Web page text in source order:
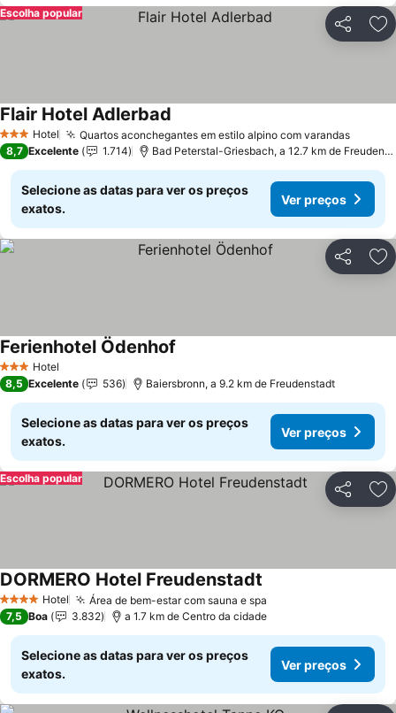
Partilhar
Escolha popular
3 EstrelasHotel Quartos aconchegantes em estilo alpino com varandas
Flair Hotel Adlerbad
8,7 Excelente 1.714 Bad Peterstal-Griesbach, a 12.7 km de Freudenstadt
Selecione as datas para ver os preços
exatos.
Ver preços
Partilhar
3 EstrelasHotel
Ferienhotel Ödenhof
8,5 Excelente 536 Baiersbronn, a 9.2 km de Freudenstadt
Selecione as datas para ver os preços
exatos.
Ver preços
Partilhar
Escolha popular
4 EstrelasHotel Área de bem-estar com sauna e spa
DORMERO Hotel Freudenstadt
7,5 Boa 3.832 a 1.7 km de Centro da cidade
Selecione as datas para ver os preços
exatos.
Ver preços